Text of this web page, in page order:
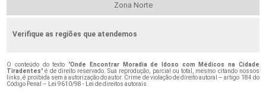
Zona Norte
Verifique as regiões que atendemos
O conteúdo do texto "Onde Encontrar Moradia de Idoso com Médicos na Cidade
Tiradentes" é de direito reservado. Sua reprodução, parcial ou total, mesmo citando nossos
links, é proibida sem a autorização do autor. Crime de violação de direito autoral – artigo 184 do
Código Penal –
Lei 9610/98 - Lei de direitos autorais